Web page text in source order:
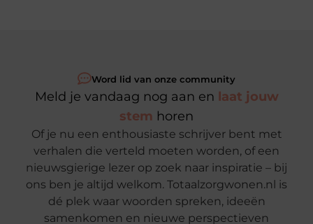
Word lid van onze community
Meld je vandaag nog aan en laat jouw
stem horen
Of je nu een enthousiaste schrijver bent met
verhalen die verteld moeten worden, of een
nieuwsgierige lezer op zoek naar inspiratie – bij
ons ben je altijd welkom. Totaalzorgwonen.nl is
dé plek waar woorden spreken, ideeën
samenkomen en nieuwe perspectieven